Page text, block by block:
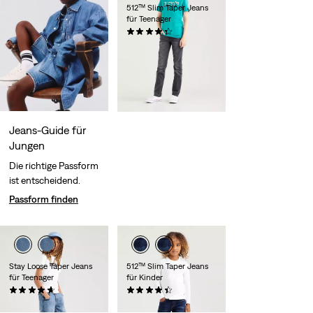
512™ Slim Taper Jeans
für Teenager
(49)
Stay Loose Taper Jeans
für Teenager
(36)
512™ Slim Taper Jeans
für Kinder
Jeans-Guide für
Jungen
Die richtige Passform
ist entscheidend.
Passform finden